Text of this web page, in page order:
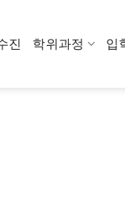
진 학위과정 입